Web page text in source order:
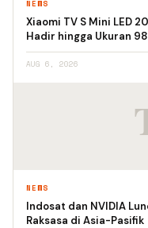
NEWS
Xiaomi TV S Mini LED
Hadir hingga Ukuran
AUG 6, 2026
NEWS
Indosat dan NVIDIA
Raksasa di Asia-Pasifik